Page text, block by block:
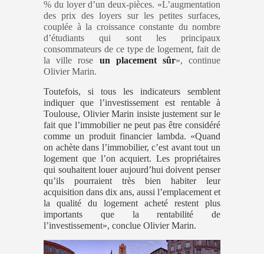
% du loyer d’un deux-pièces. «L’augmentation
des prix des loyers sur les petites surfaces,
couplée à la croissance constante du nombre
d’étudiants qui sont les principaux
consommateurs de ce type de logement, fait de
la ville rose un placement sûr», continue
Olivier Marin.
Toutefois, si tous les indicateurs semblent
indiquer que l’investissement est rentable à
Toulouse, Olivier Marin insiste justement sur le
fait que l’immobilier ne peut pas être considéré
comme un produit financier lambda. «Quand
on achète dans l’immobilier, c’est avant tout un
logement que l’on acquiert. Les propriétaires
qui souhaitent louer aujourd’hui doivent penser
qu’ils pourraient très bien habiter leur
acquisition dans dix ans, aussi l’emplacement et
la qualité du logement acheté restent plus
importants que la rentabilité de
l’investissement», conclue Olivier Marin.